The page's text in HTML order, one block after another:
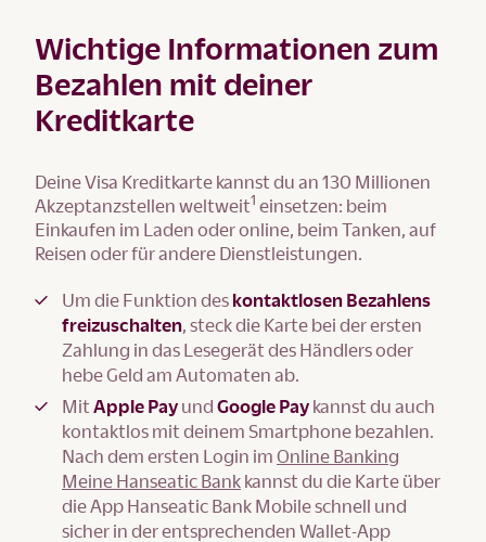
Wichtige Informationen zum
Bezahlen mit deiner
Kreditkarte
Deine Visa Kreditkarte kannst du an 130 Millionen
Akzeptanzstellen weltweit1 einsetzen: beim
Einkaufen im Laden oder online, beim Tanken, auf
Reisen oder für andere Dienstleistungen.
Um die Funktion des kontaktlosen Bezahlens
freizuschalten, steck die Karte bei der ersten
Zahlung in das Lesegerät des Händlers oder
hebe Geld am Automaten ab.
Mit Apple Pay und Google Pay kannst du auch
kontaktlos mit deinem Smartphone bezahlen.
Nach dem ersten Login im Online Banking
Meine Hanseatic Bank kannst du die Karte über
die App Hanseatic Bank Mobile schnell und
sicher in der entsprechenden Wallet-App